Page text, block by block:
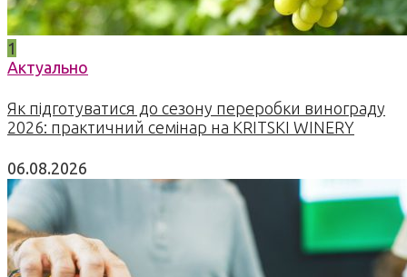
1
Актуально
Як підготуватися до сезону переробки винограду
2026: практичний семінар на KRITSKI WINERY
06.08.2026